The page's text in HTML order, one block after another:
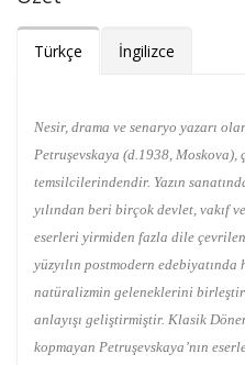
Türkçe İngilizce
Nesir, drama ve senaryo yazarı
Petruşevskaya (d.1938, Moskova),
temsilcilerindendir. Yazın
yılından beri birçok devlet, vakıf
eserleri yirmiden fazla dile
yüzyılın postmodern
natüralizmin geleneklerini
anlayışı geliştirmiştir. Klasik
kopmayan Petruşevskaya’nın